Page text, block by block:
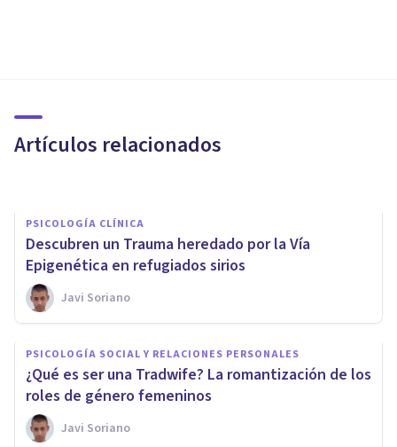
Artículos relacionados
Hostilidad Política
PSICOLOGÍA CLÍNICA
Descubren un Trauma heredado por la Vía
Epigenética en refugiados sirios
Javi Soriano
PSICOLOGÍA SOCIAL Y RELACIONES PERSONALES
¿Qué es ser una Tradwife? La romantización de los
roles de género femeninos
Javi Soriano
PSICOLOGÍA SOCIAL Y RELACIONES PERSONALES
Trump es visto como el
candidato con una
personalidad más antisocial...
también por sus votantes
Javi Soriano